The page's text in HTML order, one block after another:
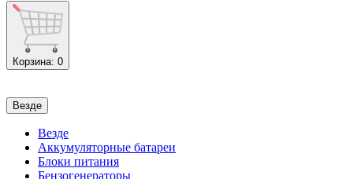
Корзина: 0
Везде
Везде
Аккумуляторные батареи
Блоки питания
Бензогенераторы